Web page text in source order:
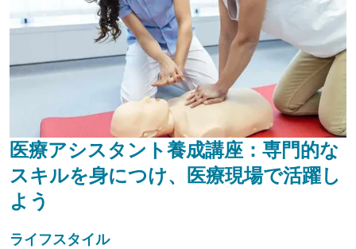
医療アシスタント養成講座：専門的な
スキルを身につけ、医療現場で活躍し
よう
ライフスタイル